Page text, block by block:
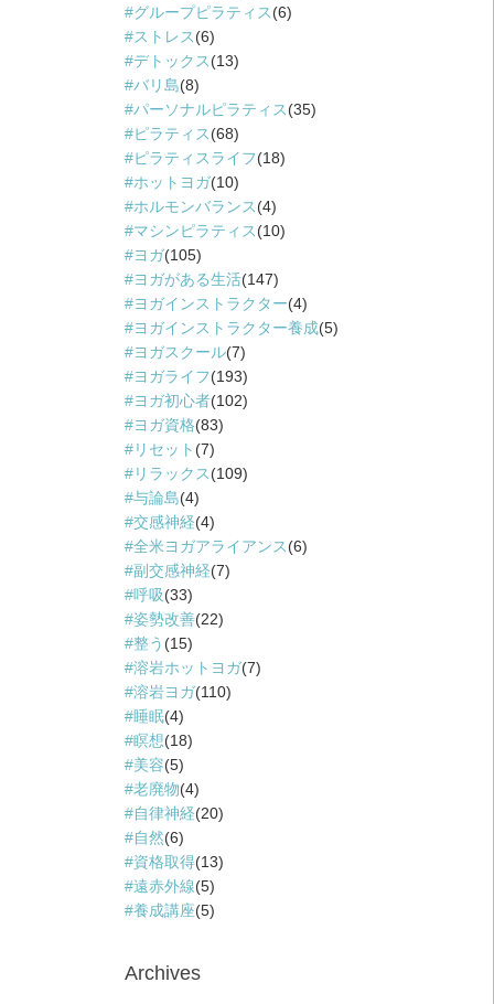
グループピラティス(6)
ストレス(6)
デトックス(13)
バリ島(8)
パーソナルピラティス(35)
ピラティス(68)
ピラティスライフ(18)
ホットヨガ(10)
ホルモンバランス(4)
マシンピラティス(10)
ヨガ(105)
ヨガがある生活(147)
ヨガインストラクター(4)
ヨガインストラクター養成(5)
ヨガスクール(7)
ヨガライフ(193)
ヨガ初心者(102)
ヨガ資格(83)
リセット (7)
リラックス(109)
与論島(4)
交感神経(4)
全米ヨガアライアンス(6)
副交感神経(7)
呼吸(33)
姿勢改善(22)
整う (15)
溶岩ホットヨガ(7)
溶岩ヨガ(110)
睡眠(4)
瞑想(18)
美容(5)
老廃物(4)
自律神経(20)
自然(6)
資格取得(13)
遠赤外線(5)
養成講座(5)
Archives